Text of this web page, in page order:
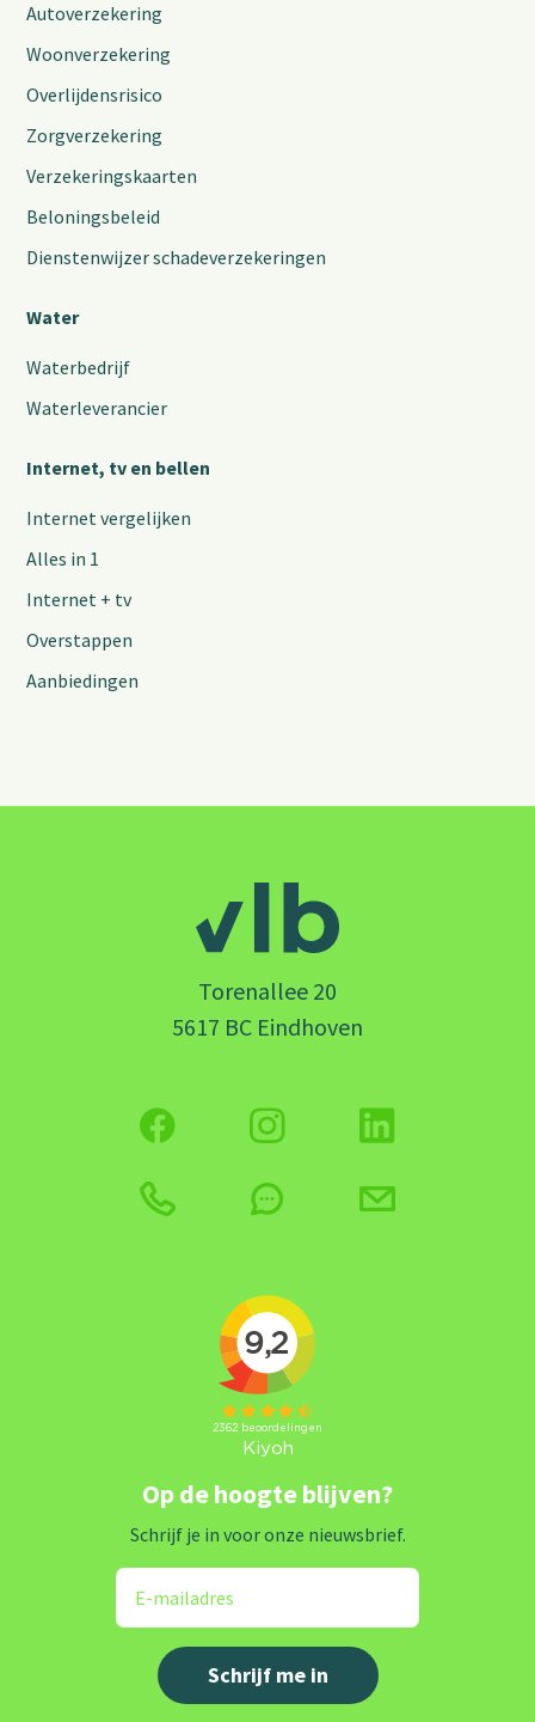
Autoverzekering
Woonverzekering
Overlijdensrisico
Zorgverzekering
Verzekeringskaarten
Beloningsbeleid
Dienstenwijzer schadeverzekeringen
Water
Waterbedrijf
Waterleverancier
Internet, tv en bellen
Internet vergelijken
Alles in 1
Internet + tv
Overstappen
Aanbiedingen
Torenallee 20
5617 BC Eindhoven
Op de hoogte blijven?
Schrijf je in voor onze nieuwsbrief.